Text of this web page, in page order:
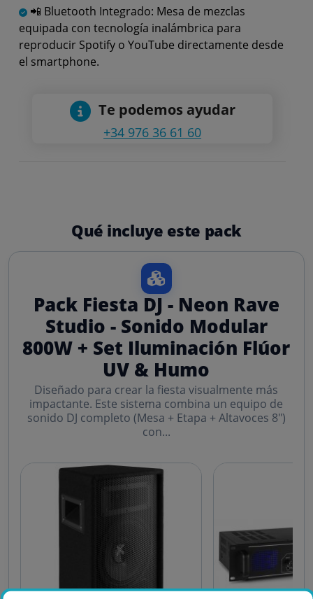
📲 Bluetooth Integrado: Mesa de mezclas
equipada con tecnología inalámbrica para
reproducir Spotify o YouTube directamente desde
el smartphone.
Te podemos ayudar
+34 976 36 61 60
Qué incluye este pack
Pack Fiesta DJ - Neon Rave
Studio - Sonido Modular
800W + Set Iluminación Flúor
UV & Humo
Diseñado para crear la fiesta visualmente más
impactante. Este sistema combina un equipo de
sonido DJ completo (Mesa + Etapa + Altavoces 8")
con...